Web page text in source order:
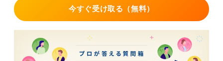
今すぐ受け取る（無料）